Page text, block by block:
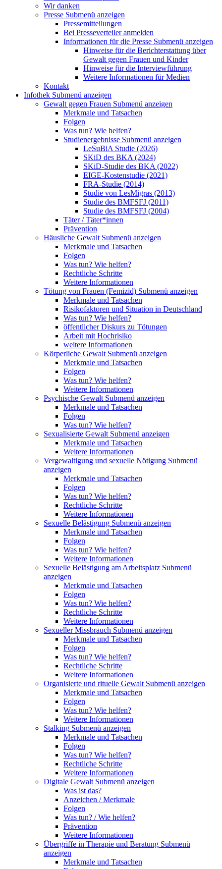
Wir danken
Presse Submenü anzeigen
Pressemitteilungen
Bei Presseverteiler anmelden
Informationen für die Presse Submenü anzeigen
Hinweise für die Berichterstattung über
Gewalt gegen Frauen und Kinder
Hinweise für die Interviewführung
Weitere Informationen für Medien
Kontakt
Infothek Submenü anzeigen
Gewalt gegen Frauen Submenü anzeigen
Merkmale und Tatsachen
Folgen
Was tun? Wie helfen?
Studienergebnisse Submenü anzeigen
LeSuBiA Studie (2026)
SKiD des BKA (2024)
SKiD-Studie des BKA (2022)
EIGE-Kostenstudie (2021)
FRA-Studie (2014)
Studie von LesMigras (2013)
Studie des BMFSFJ (2011)
Studie des BMFSFJ (2004)
Täter / Täter*innen
Prävention
Häusliche Gewalt Submenü anzeigen
Merkmale und Tatsachen
Folgen
Was tun? Wie helfen?
Rechtliche Schritte
Weitere Informationen
Tötung von Frauen (Femizid) Submenü anzeigen
Merkmale und Tatsachen
Risikofaktoren und Situation in Deutschland
Was tun? Wie helfen?
öffentlicher Diskurs zu Tötungen
Arbeit mit Hochrisiko
weitere Informationen
Körperliche Gewalt Submenü anzeigen
Merkmale und Tatsachen
Folgen
Was tun? Wie helfen?
Weitere Informationen
Psychische Gewalt Submenü anzeigen
Merkmale und Tatsachen
Folgen
Was tun? Wie helfen?
Sexualisierte Gewalt Submenü anzeigen
Merkmale und Tatsachen
Weitere Informationen
Vergewaltigung und sexuelle Nötigung Submenü
anzeigen
Merkmale und Tatsachen
Folgen
Was tun? Wie helfen?
Rechtliche Schritte
Weitere Informationen
Sexuelle Belästigung Submenü anzeigen
Merkmale und Tatsachen
Folgen
Was tun? Wie helfen?
Weitere Informationen
Sexuelle Belästigung am Arbeitsplatz Submenü
anzeigen
Merkmale und Tatsachen
Folgen
Was tun? Wie helfen?
Rechtliche Schritte
Weitere Informationen
Sexueller Missbrauch Submenü anzeigen
Merkmale und Tatsachen
Folgen
Was tun? Wie helfen?
Rechtliche Schritte
Weitere Informationen
Organisierte und rituelle Gewalt Submenü anzeigen
Merkmale und Tatsachen
Folgen
Was tun? Wie helfen?
Weitere Informationen
Stalking Submenü anzeigen
Merkmale und Tatsachen
Folgen
Was tun? Wie helfen?
Rechtliche Schritte
Weitere Informationen
Digitale Gewalt Submenü anzeigen
Was ist das?
Anzeichen / Merkmale
Folgen
Was tun? / Wie helfen?
Prävention
Weitere Informationen
Übergriffe in Therapie und Beratung Submenü
anzeigen
Merkmale und Tatsachen